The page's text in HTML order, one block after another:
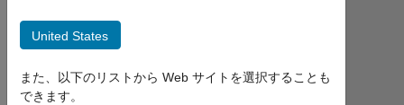
か
United States
また、以下のリストから Web サイトを選択することも
できます。